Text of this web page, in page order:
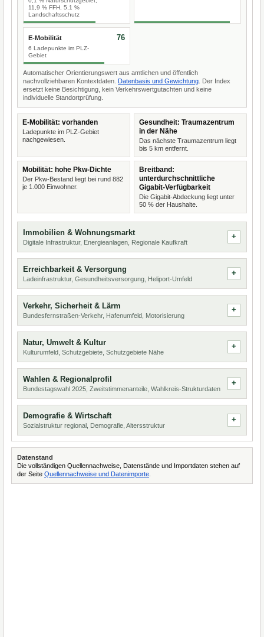
11,9 % FFH, 5,1 %
Landschaftsschutz
E-Mobilität
6 Ladepunkte im PLZ-
Gebiet
76
Automatischer Orientierungswert aus amtlichen und öffentlich
nachvollziehbaren Kontextdaten. Datenbasis und Gewichtung . Der Index
ersetzt keine Besichtigung, kein Verkehrswertgutachten und keine
individuelle Standortprüfung.
E-Mobilität: vorhanden
Ladepunkte im PLZ-Gebiet
nachgewiesen.
Gesundheit: Traumazentrum
in der Nähe
Das nächste Traumazentrum liegt
bis 5 km entfernt.
Mobilität: hohe Pkw-Dichte
Der Pkw-Bestand liegt bei rund 882
je 1.000 Einwohner.
Breitband:
unterdurchschnittliche
Gigabit-Verfügbarkeit
Die Gigabit-Abdeckung liegt unter
50 % der Haushalte.
Immobilien & Wohnungsmarkt
Digitale Infrastruktur, Energieanlagen, Regionale Kaufkraft
Erreichbarkeit & Versorgung
Ladeinfrastruktur, Gesundheitsversorgung, Heliport-Umfeld
Verkehr, Sicherheit & Lärm
Bundesfernstraßen-Verkehr, Hafenumfeld, Motorisierung
Natur, Umwelt & Kultur
Kulturumfeld, Schutzgebiete, Schutzgebiete Nähe
Wahlen & Regionalprofil
Bundestagswahl 2025, Zweitstimmenanteile, Wahlkreis-Strukturdaten
Demografie & Wirtschaft
Sozialstruktur regional, Demografie, Altersstruktur
Datenstand
Die vollständigen Quellennachweise, Datenstände und Importdaten stehen auf
der Seite Quellennachweise und Datenimporte